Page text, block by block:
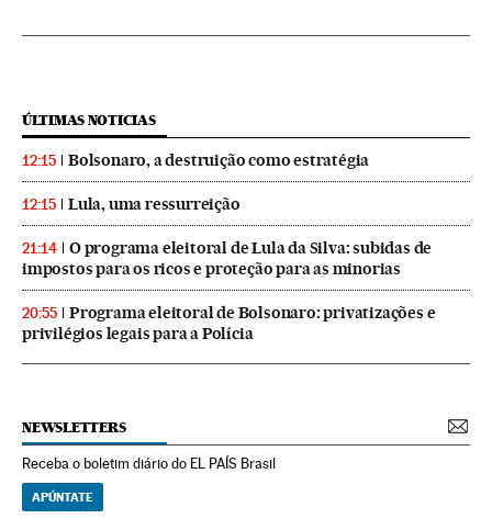
ÚLTIMAS NOTICIAS
12:15 Bolsonaro, a destruição como estratégia
12:15 Lula, uma ressurreição
21:14
O programa eleitoral de Lula da Silva: subidas de
impostos para os ricos e proteção para as minorias
20:55
Programa eleitoral de Bolsonaro: privatizações e
privilégios legais para a Polícia
NEWSLETTERS
Receba o boletim diário do EL PAÍS Brasil
APÚNTATE